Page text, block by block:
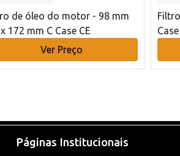
de óleo do motor - 98 mm
172 mm C Case CE
Ver Preço
Case
Páginas Institucionais